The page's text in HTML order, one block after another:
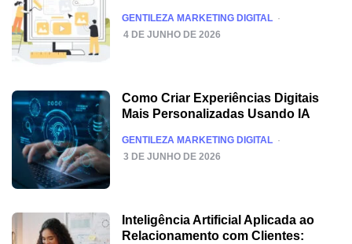
POSTED
GENTILEZA MARKETING DIGITAL
4 DE JUNHO DE 2026
Como Criar Experiências Digitais
Mais Personalizadas Usando IA
POSTED
GENTILEZA MARKETING DIGITAL
3 DE JUNHO DE 2026
Inteligência Artificial Aplicada ao
Relacionamento com Clientes: